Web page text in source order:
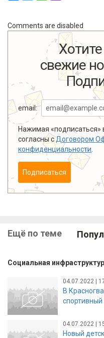
Comments are disabled
свежие
email:
Нажимая «подписаться»
согласны сДоговором
конфиденциальности
Подписаться
Ещё по теме
Социальная
04.07.2022 |
В
04.07.2022 |
Новый